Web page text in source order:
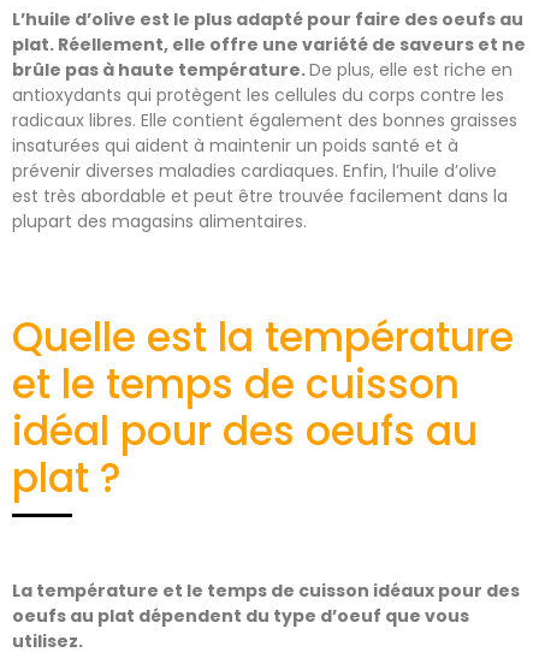
L’huile d’olive est le plus adapté pour faire des oeufs au
plat. Réellement, elle offre une variété de saveurs et ne
brûle pas à haute température.De plus, elle est riche en
antioxydants qui protègent les cellules du corps contre les
radicaux libres. Elle contient également des bonnes graisses
insaturées qui aident à maintenir un poids santé et à
prévenir diverses maladies cardiaques. Enfin, l’huile d’olive
est très abordable et peut être trouvée facilement dans la
plupart des magasins alimentaires.
Quelle est la température
et le temps de cuisson
idéal pour des oeufs au
plat ?
La température et le temps de cuisson idéaux pour des
oeufs au plat dépendent du type d’oeuf que vous
utilisez.